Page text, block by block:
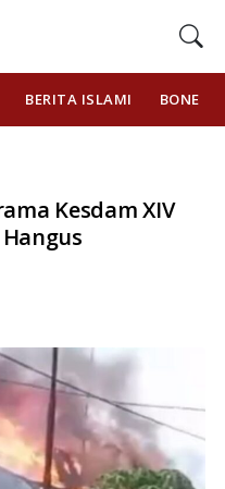
BERITA ISLAMI BONE
Kesdam XIV